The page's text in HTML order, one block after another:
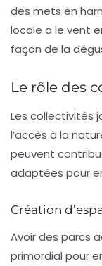
des mets en
locale a le vent
façon de la
Le rôle des
Les collectivités
l’accès à la
peuvent
adaptées pour
Création
Avoir des parcs
primordial pour